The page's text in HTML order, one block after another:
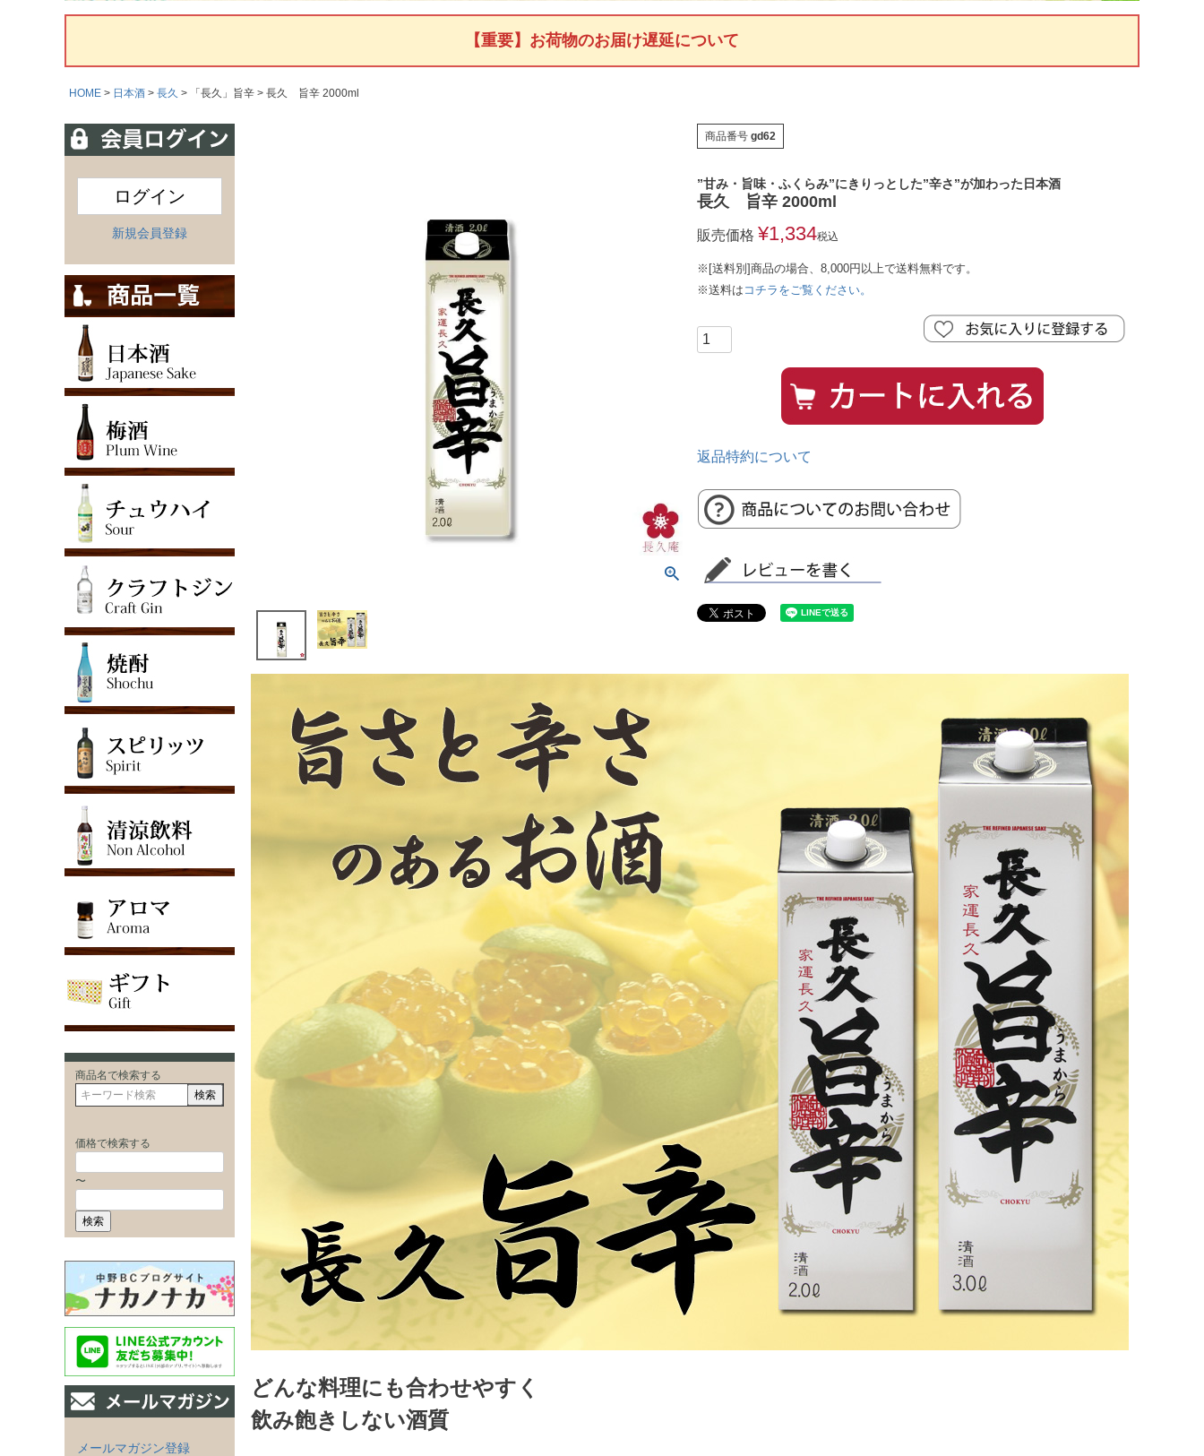
【重要】お荷物のお届け遅延について
HOME 日本酒 長久 「長久」旨辛 長久 旨辛 2000ml
ログイン
新規会員登録
商品名で検索する
検索
価格で検索する
〜
検索
メールマガジン登録
商品番号 gd62
”甘み・旨味・ふくらみ”にきりっとした”辛さ”が加わった日本酒
長久 旨辛 2000ml
販売価格 ¥1,334税込
※[送料別]商品の場合、8,000円以上で送料無料です。
※送料は コチラをご覧ください。
返品特約について
どんな料理にも合わせやすく
飲み飽きしない酒質